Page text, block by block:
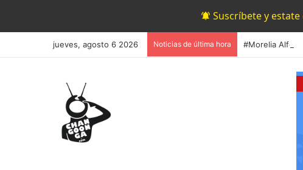
Suscríbete y
jueves, agosto 6 2026 Noticias de última hora